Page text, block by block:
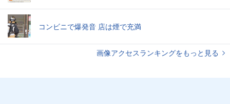
コンビニで爆発音 店は煙で充満
画像アクセスランキングをもっと見る